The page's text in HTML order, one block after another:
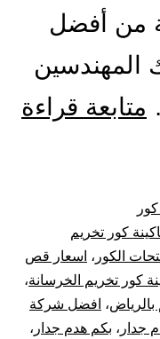
من أفضل
المهندسين
متابعة قراءة
كور تخريم
الكور ، اسعار قص
كور تخريم الخرسانة،
، افضل شركة
جدار ، بكم هدم جدار ،